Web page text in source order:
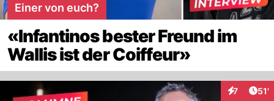
Einer von euch?
«Infantinos bester Freund im
Wallis ist der Coiffeur»
7 51'